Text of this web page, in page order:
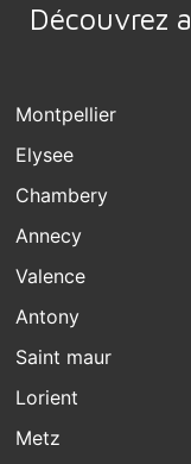
Découvrez
Montpellier
Elysee
Chambery
Annecy
Valence
Antony
Saint maur
Lorient
Metz